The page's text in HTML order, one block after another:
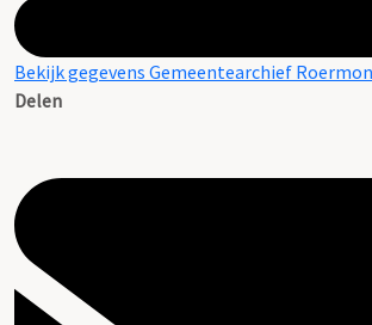
Bekijk gegevens Gemeentearchief
Delen